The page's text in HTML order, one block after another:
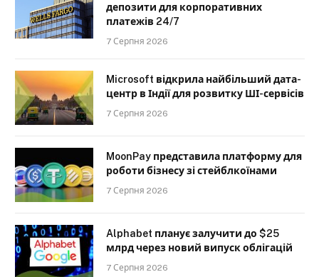
депозити для корпоративних
платежів 24/7
7 Серпня 2026
Microsoft відкрила найбільший дата-
центр в Індії для розвитку ШІ-сервісів
7 Серпня 2026
MoonPay представила платформу для
роботи бізнесу зі стейблкоїнами
7 Серпня 2026
Alphabet планує залучити до $25
млрд через новий випуск облігацій
7 Серпня 2026